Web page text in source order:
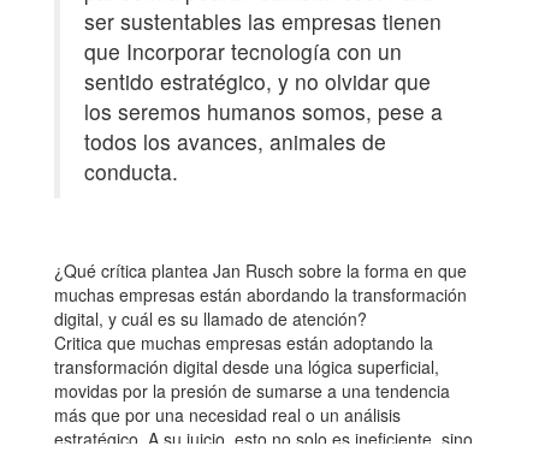
ser sustentables las empresas tienen
que Incorporar tecnología con un
sentido estratégico, y no olvidar que
los seremos humanos somos, pese a
todos los avances, animales de
conducta.
¿Qué crítica plantea Jan Rusch sobre la forma en que
muchas empresas están abordando la transformación
digital, y cuál es su llamado de atención?
Critica que muchas empresas están adoptando la
transformación digital desde una lógica superficial,
movidas por la presión de sumarse a una tendencia
más que por una necesidad real o un análisis
estratégico. A su juicio, esto no solo es ineficiente, sino